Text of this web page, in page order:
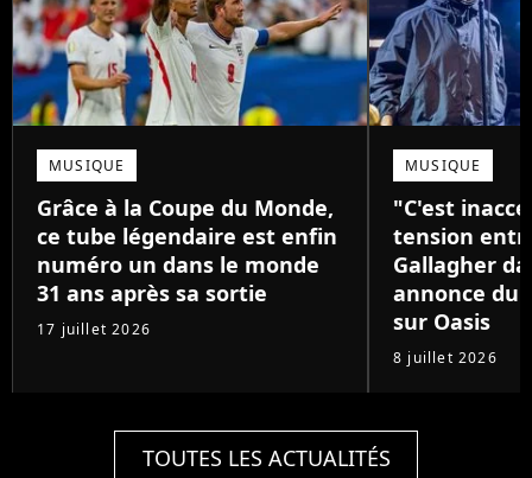
MUSIQUE
Grâce à la Coupe du Monde,
ce tube légendaire est enfin
numéro un dans le monde
31 ans après sa sortie
17 juillet 2026
MUSIQUE
"C'est
tension
Gallagher
annonce du
sur Oasis
8 juillet 2026
TOUTES LES ACTUALITÉS